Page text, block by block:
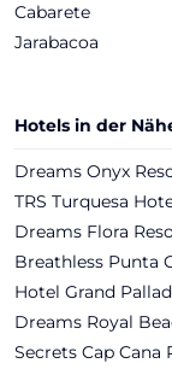
Cabarete
Jarabacoa
Hotels in der
Dreams Onyx
TRS Turquesa
Dreams Flora
Breathless Punta
Hotel Grand
Dreams Royal
Secrets Cap Cana